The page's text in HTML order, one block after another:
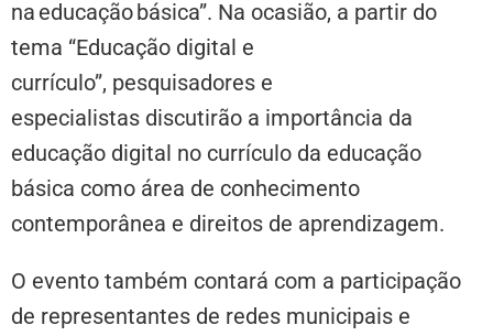
na educação básica”. Na ocasião, a partir do
tema “Educação digital e
currículo”, pesquisadores e
especialistas discutirão a importância da
educação digital no currículo da educação
básica como área de conhecimento
contemporânea e direitos de aprendizagem.
O evento também contará com a participação
de representantes de redes municipais e